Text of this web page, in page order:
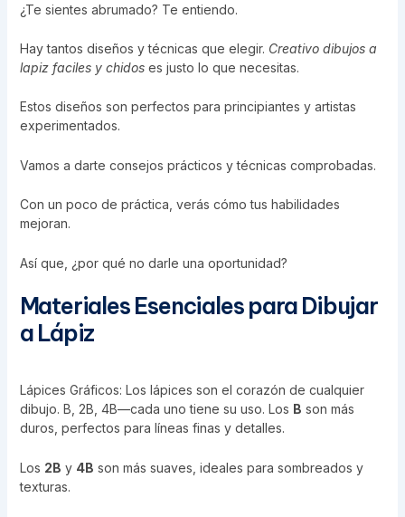
¿Te sientes abrumado? Te entiendo.
Hay tantos diseños y técnicas que elegir. Creativo dibujos a
lapiz faciles y chidoses justo lo que necesitas.
Estos diseños son perfectos para principiantes y artistas
experimentados.
Vamos a darte consejos prácticos y técnicas comprobadas.
Con un poco de práctica, verás cómo tus habilidades
mejoran.
Así que, ¿por qué no darle una oportunidad?
Materiales Esenciales para Dibujar
a Lápiz
Lápices Gráficos: Los lápices son el corazón de cualquier
dibujo. B, 2B, 4B—cada uno tiene su uso. Los B son más
duros, perfectos para líneas finas y detalles.
Los 2B y 4B son más suaves, ideales para sombreados y
texturas.